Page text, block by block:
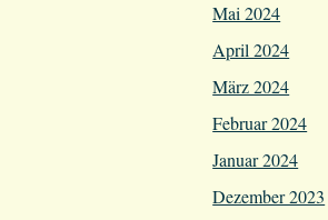
Mai 2024
April 2024
März 2024
Februar 2024
Januar 2024
Dezember 2023